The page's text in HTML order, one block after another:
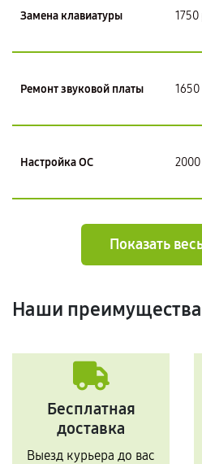
Замена клавиатуры 1750
Ремонт звуковой платы 1650
Настройка ОС 2000
Показать
Наши преимущества
Бесплатная
доставка
Выезд курьера до вас